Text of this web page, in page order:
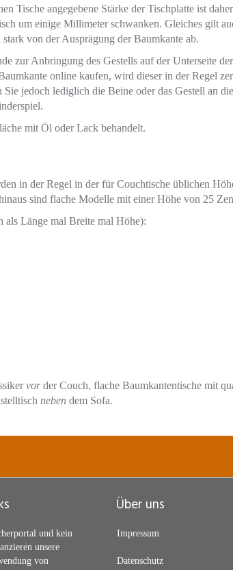
Tische angegebene Stärke der Tischplatte ist
um einige Millimeter schwanken. Gleiches gilt
von der Ausprägung der Baumkante ab.
zur Anbringung des Gestells auf der Unterseite
online kaufen, wird dieser in der Regel
Sie jedoch lediglich die Beine oder das Gestell an
mit Öl oder Lack behandelt.
in der Regel in der für Couchtische üblichen
sind flache Modelle mit einer Höhe von 25
als Länge mal Breite mal Höhe):
vorder Couch, flache Baumkantentische mit
neben dem Sofa.
und kein
unsere
von
Über uns
Impressum
Datenschutz